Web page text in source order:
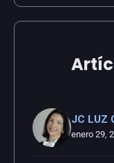
JC LUZ
enero 29,